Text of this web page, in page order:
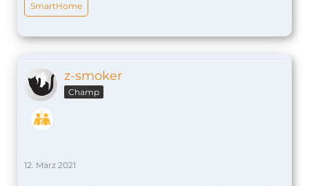
SmartHome
z-smoker
Champ
12. März 2021